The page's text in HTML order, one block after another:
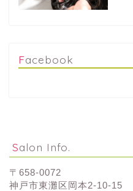
Facebook
Salon Info.
〒658-0072
神戸市東灘区岡本2-10-15